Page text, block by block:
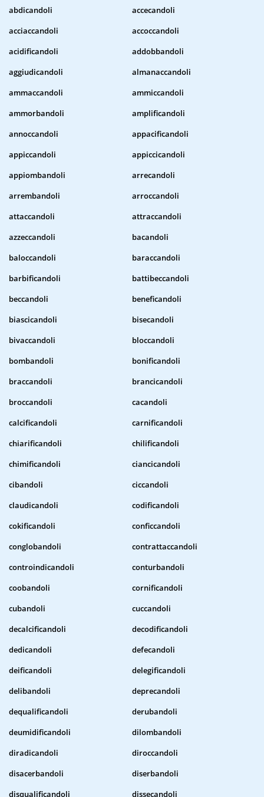
abdicandoli
accecandoli
acciaccandoli
accoccandoli
acidificandoli
addobbandoli
aggiudicandoli
almanaccandoli
ammaccandoli
ammiccandoli
ammorbandoli
amplificandoli
annoccandoli
appacificandoli
appiccandoli
appiccicandoli
appiombandoli
arrecandoli
arrembandoli
arroccandoli
attaccandoli
attraccandoli
azzeccandoli
bacandoli
baloccandoli
baraccandoli
barbificandoli
battibeccandoli
beccandoli
beneficandoli
biascicandoli
bisecandoli
bivaccandoli
bloccandoli
bombandoli
bonificandoli
braccandoli
brancicandoli
broccandoli
cacandoli
calcificandoli
carnificandoli
chiarificandoli
chilificandoli
chimificandoli
ciancicandoli
cibandoli
ciccandoli
claudicandoli
codificandoli
cokificandoli
conficcandoli
conglobandoli
contrattaccandoli
controindicandoli
conturbandoli
coobandoli
cornificandoli
cubandoli
cuccandoli
decalcificandoli
decodificandoli
dedicandoli
defecandoli
deificandoli
delegificandoli
delibandoli
deprecandoli
dequalificandoli
derubandoli
deumidificandoli
dilombandoli
diradicandoli
diroccandoli
disacerbandoli
diserbandoli
disqualificandoli
dissecandoli